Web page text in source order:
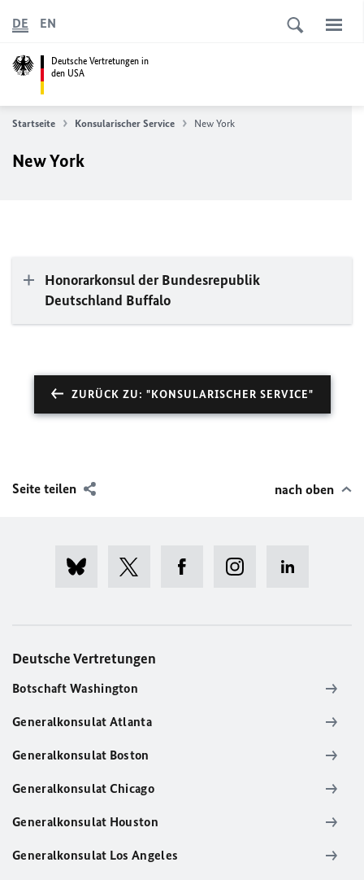
Deutsche Vertretungen in
den USA
DE EN
Startseite Konsularischer Service New York
New York
Honorarkonsul der Bundesrepublik
Deutschland Buffalo
ZURÜCK ZU: "KONSULARISCHER SERVICE"
Seite teilen nach oben
Deutsche Vertretungen
Botschaft Washington
Generalkonsulat Atlanta
Generalkonsulat Boston
Generalkonsulat Chicago
Generalkonsulat Houston
Generalkonsulat Los Angeles